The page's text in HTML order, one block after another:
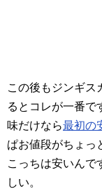
この後もジンギス
るとコレが一番で
味だけなら最初の
ぱお値段がちょっ
こっちは安いんで
しい。